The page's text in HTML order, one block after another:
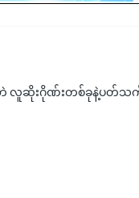
တ်ဘဲ လူဆိုးဂိုဏ်းတစ်ခုနဲ့ပ